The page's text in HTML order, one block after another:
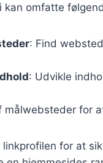
omfatte
: Find
: Udvikle
målwebsteder for
for at